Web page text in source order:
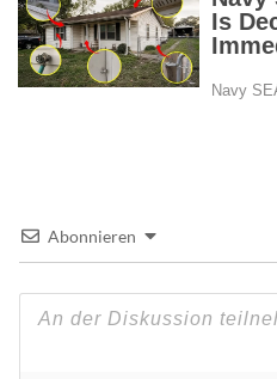
Abonnieren